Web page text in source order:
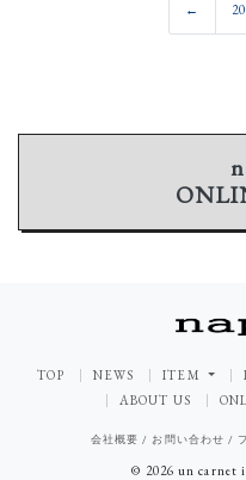
←
TOP NEWS ITEM
ABOUT US
会社概要 /お問い合わせ /
© 2026 un carnet